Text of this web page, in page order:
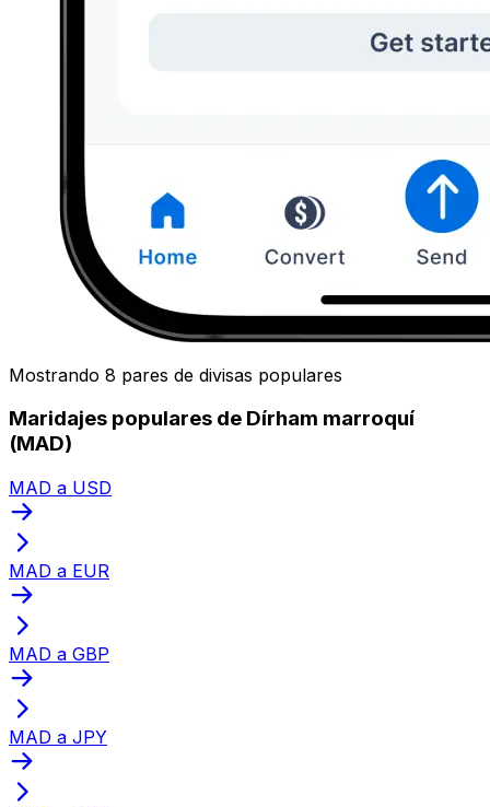
Mostrando 8 pares de divisas populares
Maridajes populares de Dírham marroquí
(MAD)
MAD a USD
MAD a EUR
MAD a GBP
MAD a JPY